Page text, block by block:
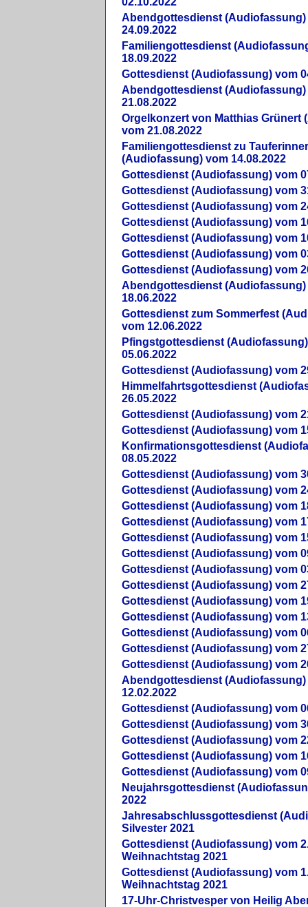
Abendgottesdienst (Audiofassung)
24.09.2022
Familiengottesdienst
18.09.2022
Gottesdienst (Audiofassung) vom
Abendgottesdienst (Audiofassung)
21.08.2022
Orgelkonzert von Matthias Grünert
vom 21.08.2022
Familiengottesdienst zu
(Audiofassung) vom 14.08.2022
Gottesdienst (Audiofassung) vom
Gottesdienst (Audiofassung) vom
Gottesdienst (Audiofassung) vom
Gottesdienst (Audiofassung) vom
Gottesdienst (Audiofassung) vom
Gottesdienst (Audiofassung) vom
Gottesdienst (Audiofassung) vom
Abendgottesdienst (Audiofassung)
18.06.2022
Gottesdienst zum Sommerfest
vom 12.06.2022
Pfingstgottesdienst
05.06.2022
Gottesdienst (Audiofassung) vom
Himmelfahrtsgottesdienst
26.05.2022
Gottesdienst (Audiofassung) vom
Gottesdienst (Audiofassung) vom
Konfirmationsgottesdienst
08.05.2022
Gottesdienst (Audiofassung) vom
Gottesdienst (Audiofassung) vom
Gottesdienst (Audiofassung) vom
Gottesdienst (Audiofassung) vom
Gottesdienst (Audiofassung) vom
Gottesdienst (Audiofassung) vom
Gottesdienst (Audiofassung) vom
Gottesdienst (Audiofassung) vom
Gottesdienst (Audiofassung) vom
Gottesdienst (Audiofassung) vom
Gottesdienst (Audiofassung) vom
Gottesdienst (Audiofassung) vom
Gottesdienst (Audiofassung) vom
Abendgottesdienst (Audiofassung)
12.02.2022
Gottesdienst (Audiofassung) vom
Gottesdienst (Audiofassung) vom
Gottesdienst (Audiofassung) vom
Gottesdienst (Audiofassung) vom
Gottesdienst (Audiofassung) vom
Neujahrsgottesdienst
2022
Jahresabschlussgottesdienst
Silvester 2021
Gottesdienst (Audiofassung) vom
Weihnachtstag 2021
Gottesdienst (Audiofassung) vom
Weihnachtstag 2021
17-Uhr-Christvesper von Heilig